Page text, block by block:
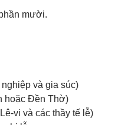
mười.
và gia súc)
hoặc Đền Thờ)
vi và các thầy tế lễ)